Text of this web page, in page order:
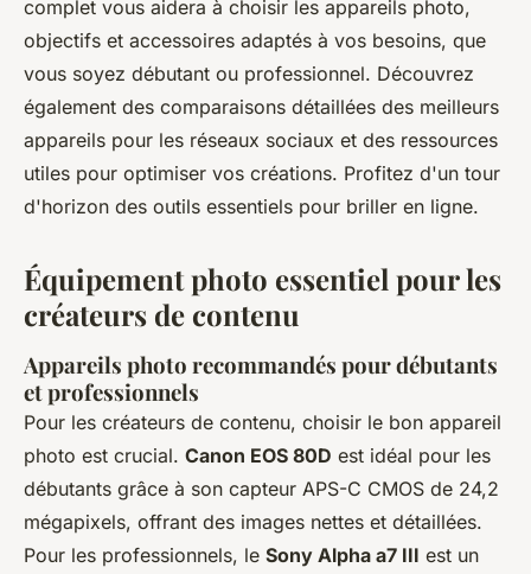
complet vous aidera à choisir les appareils photo,
objectifs et accessoires adaptés à vos besoins, que
vous soyez débutant ou professionnel. Découvrez
également des comparaisons détaillées des meilleurs
appareils pour les réseaux sociaux et des ressources
utiles pour optimiser vos créations. Profitez d'un tour
d'horizon des outils essentiels pour briller en ligne.
Équipement photo essentiel pour les
créateurs de contenu
Appareils photo recommandés pour débutants
et professionnels
Pour les créateurs de contenu, choisir le bon appareil
photo est crucial. Canon EOS 80D est idéal pour les
débutants grâce à son capteur APS-C CMOS de 24,2
mégapixels, offrant des images nettes et détaillées.
Pour les professionnels, le Sony Alpha a7 III est un